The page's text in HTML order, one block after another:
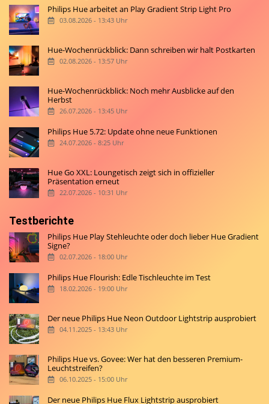
Philips Hue arbeitet an Play Gradient Strip Light Pro
03.08.2026 - 13:43 Uhr
Hue-Wochenrückblick: Dann schreiben wir halt Postkarten
02.08.2026 - 13:57 Uhr
Hue-Wochenrückblick: Noch mehr Ausblicke auf den
Herbst
26.07.2026 - 13:45 Uhr
Philips Hue 5.72: Update ohne neue Funktionen
24.07.2026 - 8:25 Uhr
Hue Go XXL: Loungetisch zeigt sich in offizieller
Präsentation erneut
22.07.2026 - 10:31 Uhr
Testberichte
Philips Hue Play Stehleuchte oder doch lieber Hue Gradient
Signe?
02.07.2026 - 18:00 Uhr
Philips Hue Flourish: Edle Tischleuchte im Test
18.02.2026 - 19:00 Uhr
Der neue Philips Hue Neon Outdoor Lightstrip ausprobiert
04.11.2025 - 13:43 Uhr
Philips Hue vs. Govee: Wer hat den besseren Premium-
Leuchtstreifen?
06.10.2025 - 15:00 Uhr
Der neue Philips Hue Flux Lightstrip ausprobiert